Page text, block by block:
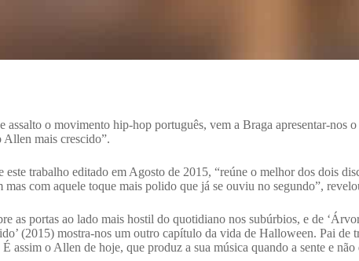
o movimento hip-hop português, vem a Braga apresentar-nos
Allen mais crescido”.
trabalho editado em Agosto de 2015, “reúne o melhor dos dois
com aquele toque mais polido que já se ouviu no segundo”,
as portas ao lado mais hostil do quotidiano nos subúrbios, e de
(2015) mostra-nos um outro capítulo da vida de Halloween. Pai de
assim o Allen de hoje, que produz a sua música quando a sente e